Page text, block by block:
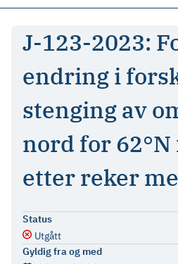
J-123-2023:
endring i
stenging av
nord for
etter reker
Status
Utgått
Gyldig fra og med